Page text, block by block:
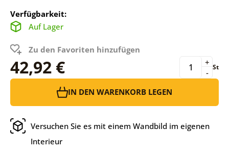
Verfügbarkeit:
Auf Lager
Zu den Favoriten hinzufügen
42,92 € -
+ St
IN DEN WARENKORB LEGEN
Versuchen Sie es mit einem Wandbild im eigenen
Interieur